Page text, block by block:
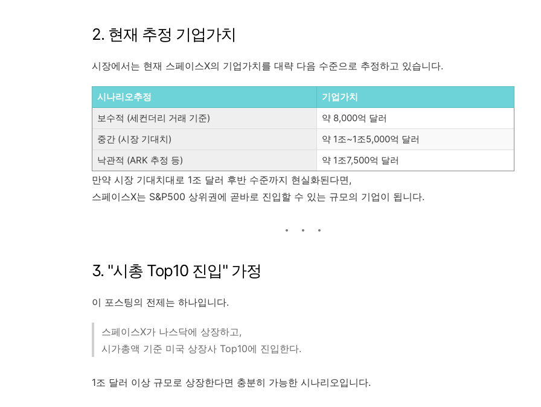
2. 현재 추정 기업가치
시장에서는 현재 스페이스X의 기업가치를 대략 다음 수준으로 추정하고 있습니다.
시나리오추정
기업가치
보수적 (세컨더리 거래 기준)
약 8,000억 달러
중간 (시장 기대치)
약 1조~1조5,000억 달러
낙관적 (ARK 추정 등)
약 1조7,500억 달러
만약 시장 기대치대로 1조 달러 후반 수준까지 현실화된다면,
스페이스X는 S&P500 상위권에 곧바로 진입할 수 있는 규모의 기업이 됩니다.
3. "시총 Top10 진입" 가정
이 포스팅의 전제는 하나입니다.
스페이스X가 나스닥에 상장하고,
시가총액 기준 미국 상장사 Top10에 진입한다.
1조 달러 이상 규모로 상장한다면 충분히 가능한 시나리오입니다.